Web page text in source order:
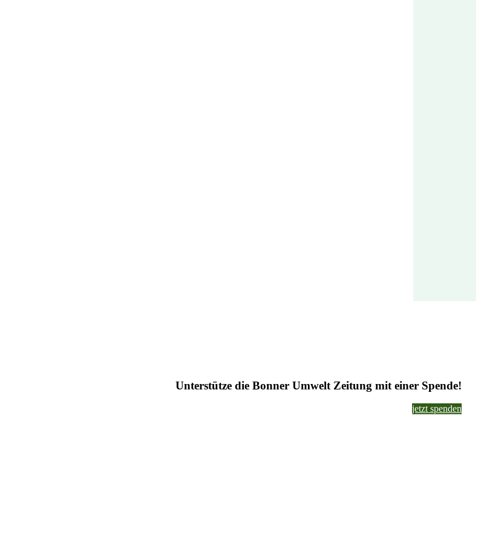
Unterstütze die Bonner Umwelt Zeitung mit einer Spende!
jetzt spenden